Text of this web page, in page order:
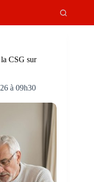
CSG sur
à 09h30